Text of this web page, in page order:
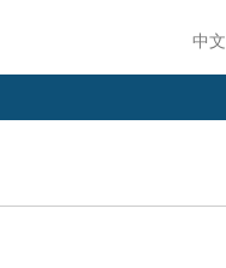
中文